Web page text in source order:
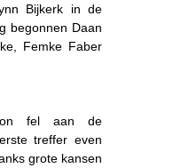
Bijkerk in de
begonnen Daan
Femke Faber
fel aan de
treffer even
grote kansen